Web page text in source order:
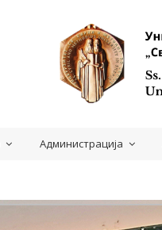
Администрација